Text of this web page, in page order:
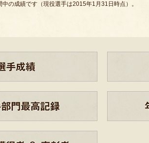
の成績です（現役選手は2015年1月31日時点）。